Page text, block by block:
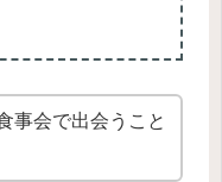
事会で出会うこと